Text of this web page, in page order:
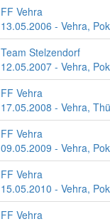
FF Vehra
13.05.2006 - Vehra,
Team Stelzendorf
12.05.2007 - Vehra,
FF Vehra
17.05.2008 - Vehra,
FF Vehra
09.05.2009 - Vehra,
FF Vehra
15.05.2010 - Vehra,
FF Vehra